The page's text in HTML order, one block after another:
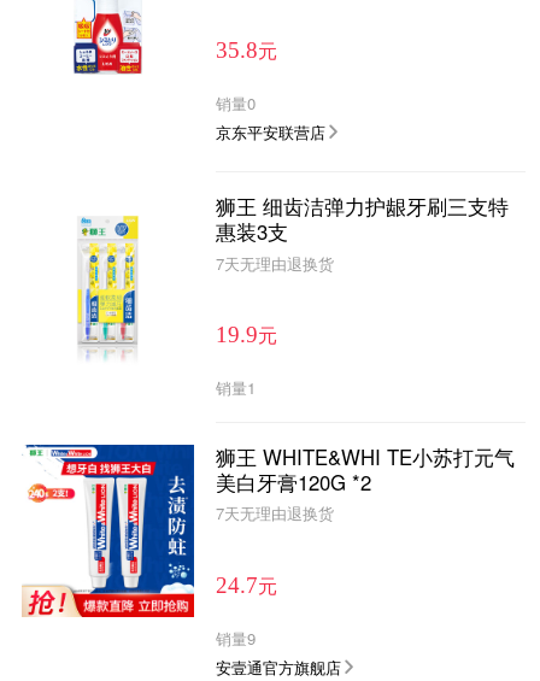
35.8元
销量0
京东平安联营店
狮王 细齿洁弹力护龈牙刷三支特
惠装3支
7天无理由退换货
19.9元
销量1
狮王 WHITE&WHI TE小苏打元气
美白牙膏120G *2
7天无理由退换货
24.7元
销量9
安壹通官方旗舰店